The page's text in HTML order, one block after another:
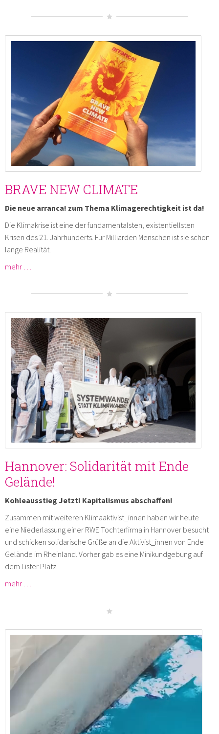
BRAVE NEW CLIMATE
Die neue arranca! zum Thema Klimagerechtigkeit ist da!
Die Klimakrise ist eine der fundamentalsten, existentiellsten
Krisen des 21. Jahrhunderts. Für Milliarden Menschen ist sie schon
lange Realität.
mehr …
Hannover: Solidarität mit Ende
Gelände!
Kohleausstieg Jetzt! Kapitalismus abschaffen!
Zusammen mit weiteren Klimaaktivist_innen haben wir heute
eine Niederlassung einer RWE Tochterfirma in Hannover besucht
und schicken solidarische Grüße an die Aktivist_innen von Ende
Gelände im Rheinland. Vorher gab es eine Minikundgebung auf
dem Lister Platz.
mehr …
eg_2018-1.mp4